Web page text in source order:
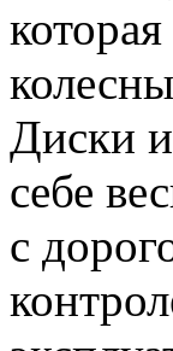
Диски
себе
с